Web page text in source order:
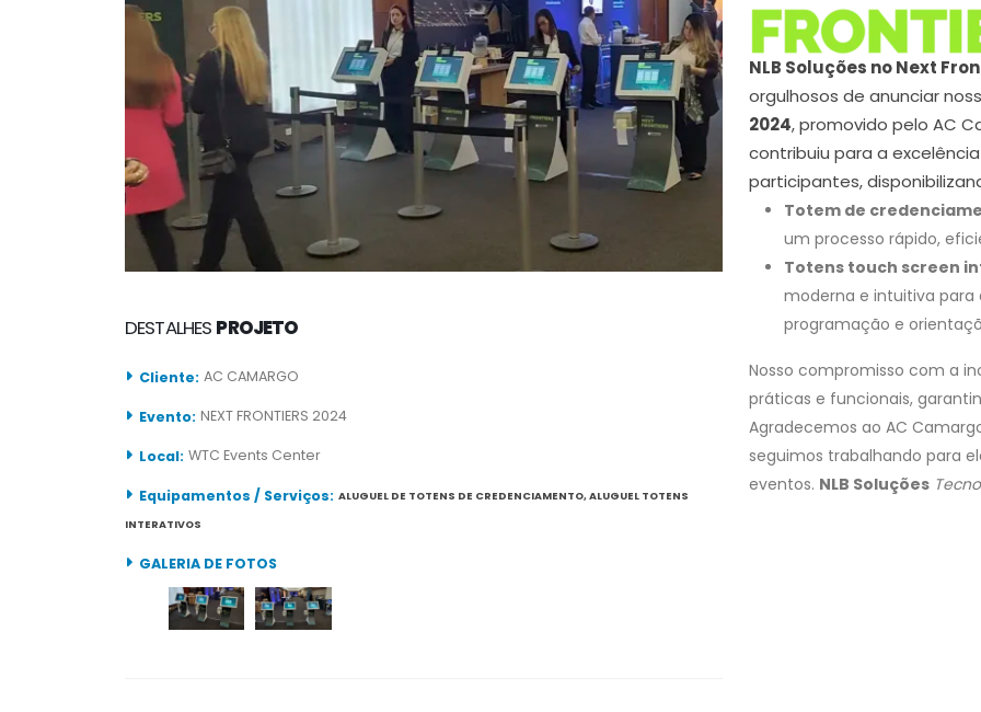
DESTALHES PROJETO
Cliente: AC CAMARGO
Evento: NEXT FRONTIERS 2024
Local: WTC Events Center
Equipamentos / Serviços: ALUGUEL DE TOTENS DE CREDENCIAMENTO,ALUGUEL TOTENS
INTERATIVOS
GALERIA DE FOTOS
NLB Soluções no Next
orgulhosos de anunciar
2024, promovido pelo AC
contribuiu para a
participantes,
Totem de
um processo rápido,
Totens touch screen
moderna e intuitiva
programação e
Nosso compromisso com a
práticas e funcionais,
Agradecemos ao AC
seguimos trabalhando para
eventos. NLB Soluções